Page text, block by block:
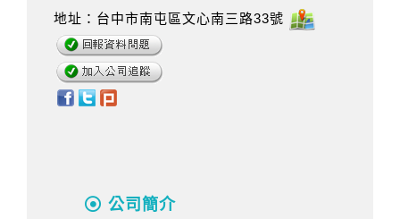
地址：台中市南屯區文心南三路33號
公司簡介